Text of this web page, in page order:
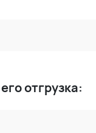
отгрузка: